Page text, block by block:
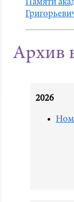
Памяти
Архив
2026